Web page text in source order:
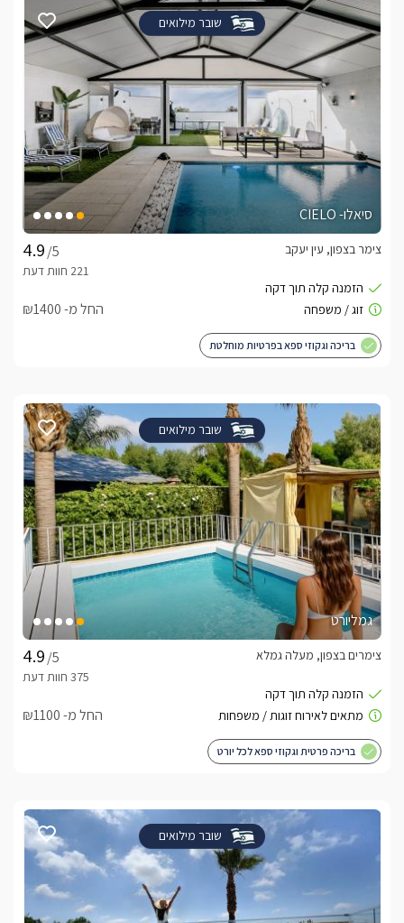
שובר מילואים
סיאלו- CIELO
/5
צימר בצפון, עין יעקב
החל מ- ₪1400
בריכה וגקוזי ספא בפרטיות מוחלטת
שובר מילואים
גמליורט
/5
צימרים בצפון, מעלה גמלא
החל מ- ₪1100
בריכה פרטית וגקוזי ספא לכל יורט
שובר מילואים